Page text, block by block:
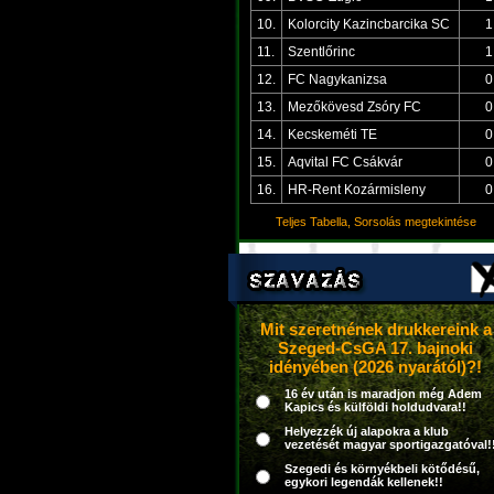
10.
Kolorcity Kazincbarcika SC
1
11.
Szentlőrinc
1
12.
FC Nagykanizsa
0
13.
Mezőkövesd Zsóry FC
0
14.
Kecskeméti TE
0
15.
Aqvital FC Csákvár
0
16.
HR-Rent Kozármisleny 0
Teljes Tabella, Sorsolás megtekintése
Mit szeretnének drukkereink a
Szeged-CsGA 17. bajnoki
idényében (2026 nyarától)?!
16 év után is maradjon még Adem
Kapics és külföldi holdudvara!!
Helyezzék új alapokra a klub
vezetését magyar
Szegedi és környékbeli kötődésű,
egykori legendák kellenek!!